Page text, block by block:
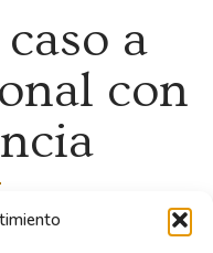
a
con
y adaptado a tu